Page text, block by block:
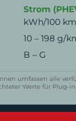
Strom
kWh/100 km
10 – 198 g/
B – G
umfassen alle
Werte für Plug-